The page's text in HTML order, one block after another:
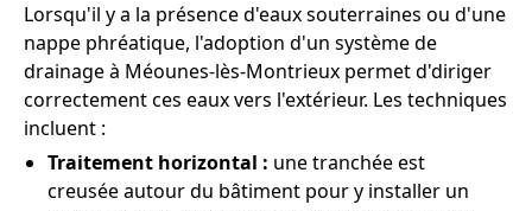
Lorsqu'il y a la présence d'eaux souterraines ou d'une
nappe phréatique, l'adoption d'un système de
drainage à Méounes-lès-Montrieux permet d'diriger
correctement ces eaux vers l'extérieur. Les techniques
incluent :
Traitement horizontal : une tranchée est
creusée autour du bâtiment pour y installer un